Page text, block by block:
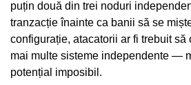
puțin două din trei noduri
tranzacție înainte ca banii să se
configurație, atacatorii ar fi trebuit să
mai multe sisteme independente —
potențial imposibil.